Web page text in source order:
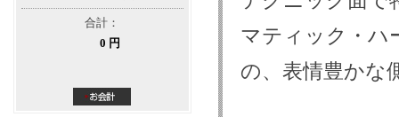
合計：
0 円
マティック・ハ
の、表情豊かな